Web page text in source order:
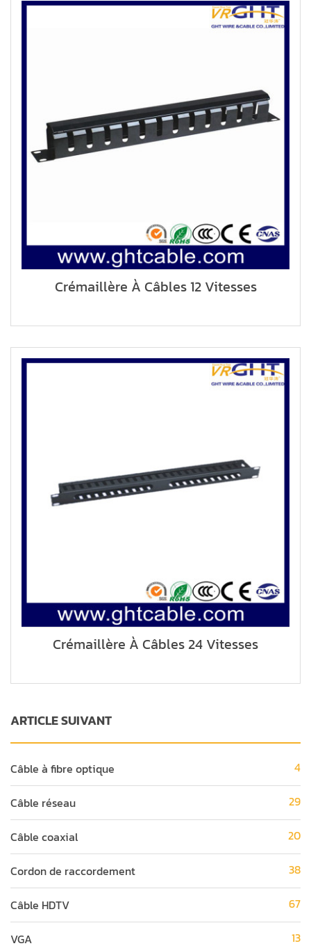
Crémaillère À Câbles 12 Vitesses
Crémaillère À Câbles 24 Vitesses
ARTICLE SUIVANT
Câble à fibre optique 4
Câble réseau 29
Câble coaxial 20
Cordon de raccordement 38
Câble HDTV 67
VGA 13